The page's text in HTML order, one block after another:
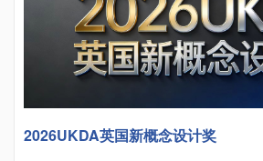
2026UKDA英国新概念设计奖